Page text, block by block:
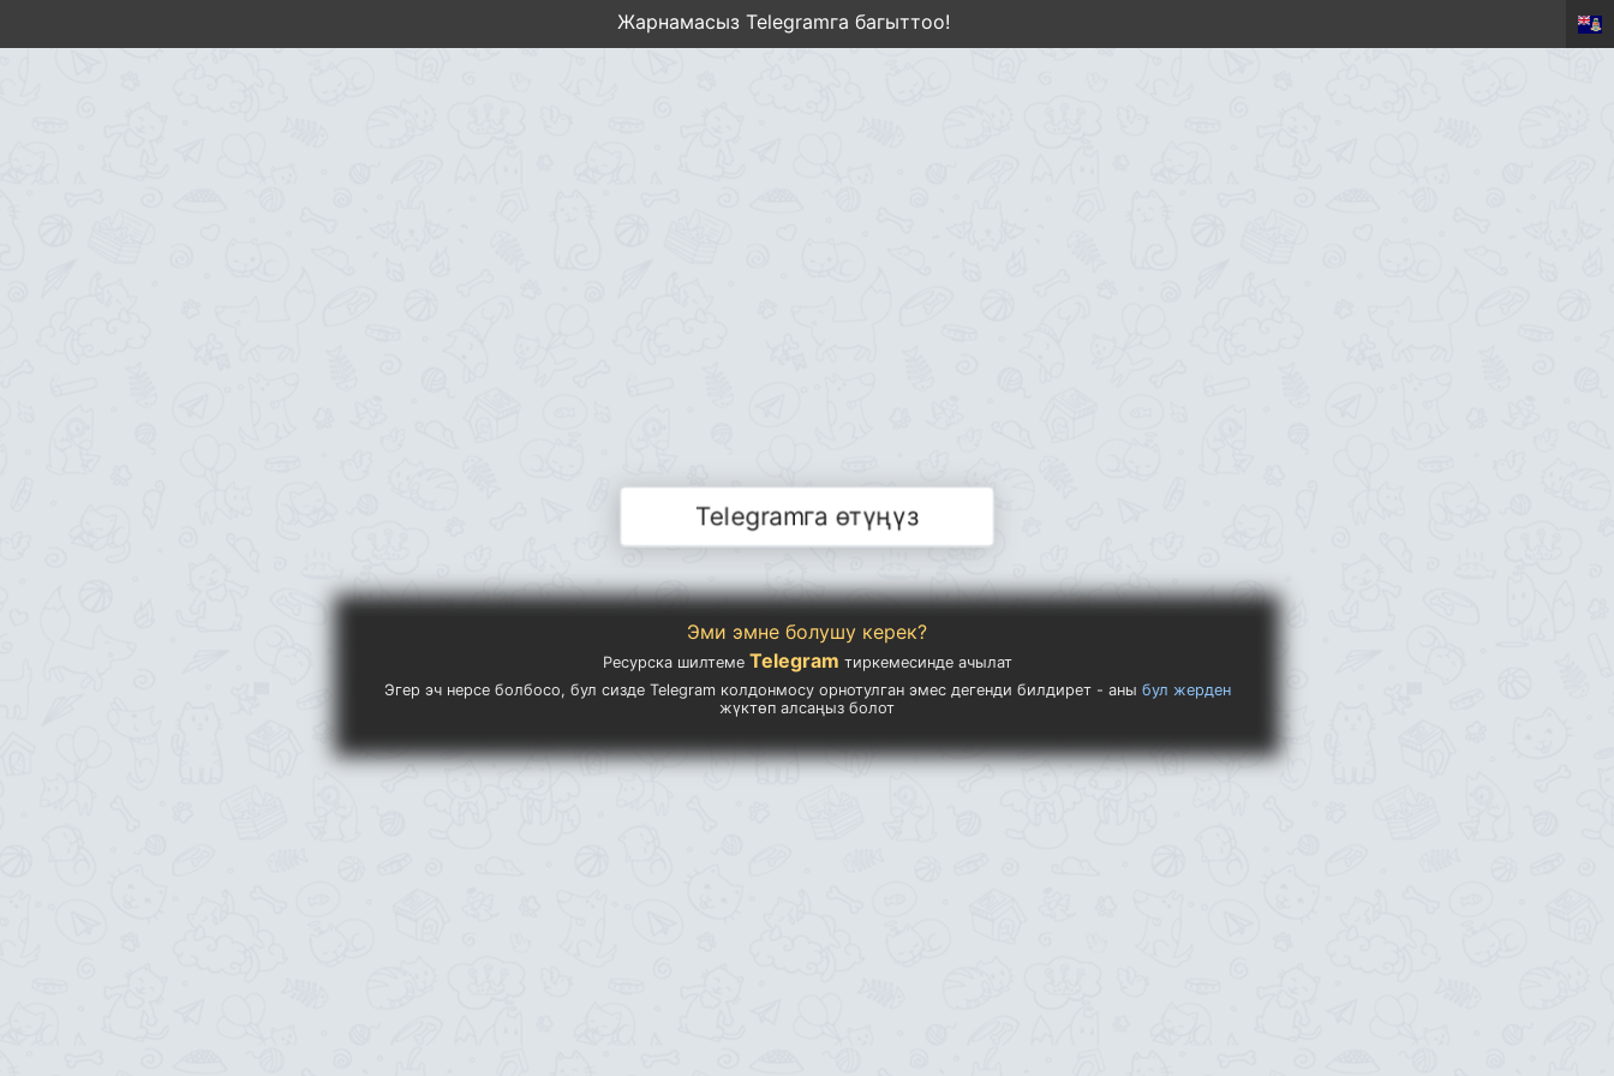
Жарнамасыз Telegramга багыттоо!
Telegramга өтүңүз
Эми эмне болушу керек?
Ресурска шилтеме Telegram тиркемесинде ачылат
Эгер эч нерсе болбосо, бул сизде Telegram колдонмосу орнотулган эмес дегенди билдирет - аны бул жерден
жүктөп алсаңыз болот